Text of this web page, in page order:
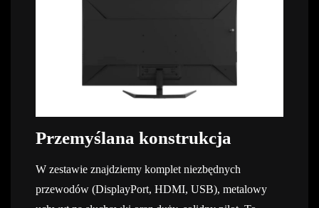
Przemyślana konstrukcja
W zestawie znajdziemy komplet niezbędnych
przewodów (DisplayPort, HDMI, USB), metalowy